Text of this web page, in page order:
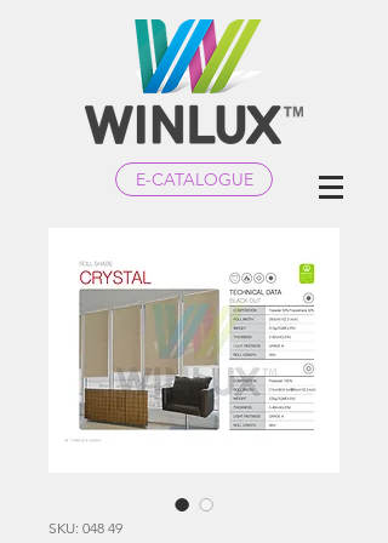
E-CATALOGUE
SKU: 048 49